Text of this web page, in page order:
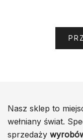
Nasz sklep to
wełniany świat.
sprzedaży